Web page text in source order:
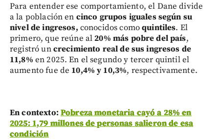
Para entender ese comportamiento, el Dane divide
a la población en cinco grupos iguales según su
nivel de ingresos, conocidos comoquintiles. El
primero, que reúne al20% más pobre del país,
registró uncrecimiento real de sus ingresos de
11,8% en 2025. En el segundo y tercer quintil el
aumento fue de 10,4% y 10,3%, respectivamente.
En contexto: Pobreza monetaria cayó a 28% en
2025: 1,79 millones de personas salieron de esa
condición